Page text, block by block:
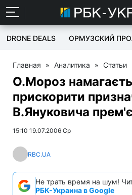
DRONE DEALS ОРМУЗСКИЙ
Главная » Аналитика » Статьи
О.Мороз
прискорити
В.Януковича
15:10 19.07.2006 Ср
RBC.UA
Не трать время на шум!
РБК-Украина в Google